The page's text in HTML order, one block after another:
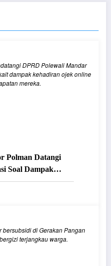
DPRD Polewali Mandar
dampak kehadiran ojek online
mereka.
Polman Datangi
Soal Dampak
di Gerakan Pangan
terjangkau warga.